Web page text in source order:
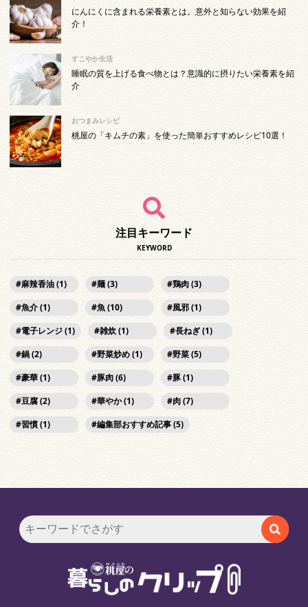
にんにくに含まれる栄養素とは。意外と知らない効果を紹
介！
すこやか生活
睡眠の質を上げる食べ物とは？意識的に摂りたい栄養素を紹
介
おつまみレシピ
桃屋の「キムチの素」を使った簡単おすすめレシピ10選！
注目キーワード
KEYWORD
麻辣香油 (1) 麺 (3)
鶏肉 (3)
魚介 (1)
魚 (10)
風邪 (1)
電子レンジ (1)
雑炊 (1)
長ねぎ (1)
鍋 (2)
野菜炒め (1)
野菜 (5)
豪華 (1)
豚肉 (6)
豚 (1)
豆腐 (2)
華やか (1)
肉 (7)
習慣 (1)
編集部おすすめ記事 (5)